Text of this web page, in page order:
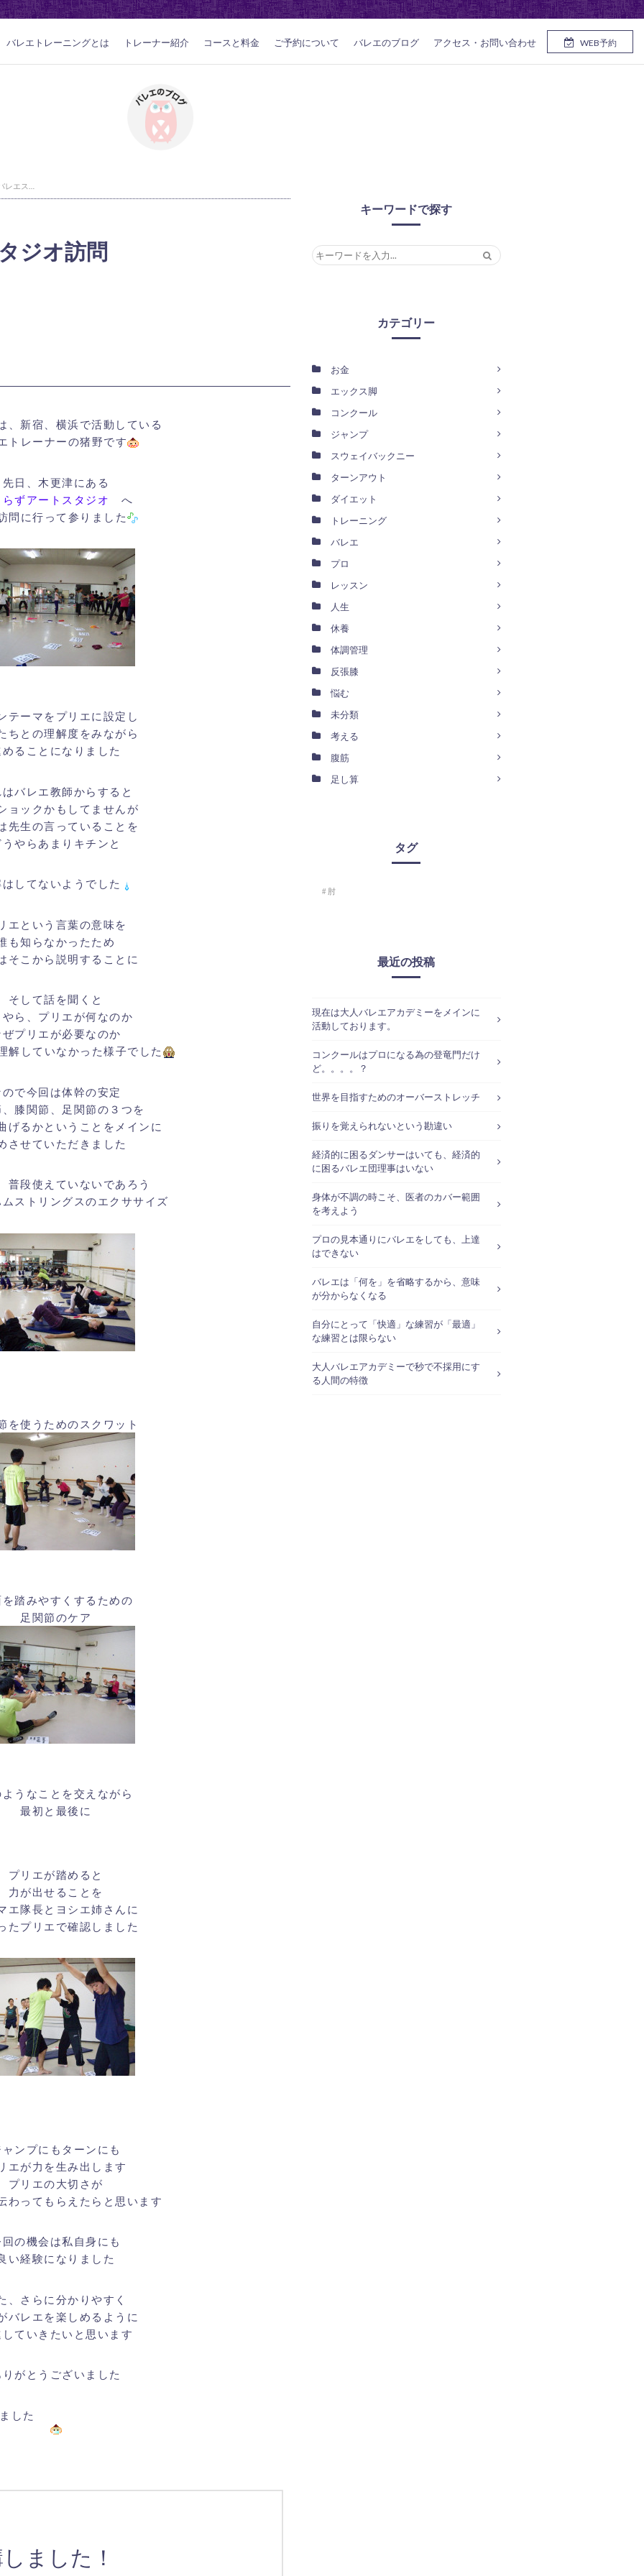
WEB予約
バレエトレーニングとは トレーナー紹介 コースと料金 ご予約について バレエのブログ アクセス・お問い合わせ
ジオ訪問
、新宿、横浜で活動している
トレーナーの猪野です
先日、木更津にある
ずアートスタジオ
へ
問に行って参りました
テーマをプリエに設定し
ちとの理解度をみながら
めることになりました
バレエ教師からすると
ョックかもしてませんが
先生の言っていることを
うやらあまりキチンと
してないようでした
エという言葉の意味を
も知らなかったため
そこから説明することに
そして話を聞くと
ら、プリエが何なのか
ぜプリエが必要なのか
解していなかった様子でした
ので今回は体幹の安定
膝関節、足関節の３つを
げるかということをメインに
させていただきました
普段使えていないであろう
ストリングスのエクササイズ
を使うためのスクワット
踏みやすくするための
足関節のケア
うなことを交えながら
最初と最後に
プリエが踏めると
力が出せることを
エ隊長とヨシエ姉さんに
たプリエで確認しました
ャンプにもターンにも
エが力を生み出します
プリエの大切さが
わってもらえたらと思います
回の機会は私自身にも
い経験になりました
、さらに分かりやすく
バレエを楽しめるように
ていきたいと思います
りがとうございました
した
ました！
キーワードで探す
カテゴリー
お金
エックス脚
コンクール
ジャンプ
スウェイバックニー
ターンアウト
ダイエット
トレーニング
バレエ
プロ
レッスン
人生
休養
体調管理
反張膝
悩む
未分類
考える
腹筋
足し算
タグ
肘
最近の投稿
現在は大人バレエアカデミーをメインに
活動しております。
コンクールはプロになる為の登竜門だけ
ど。。。。？
世界を目指すためのオーバーストレッチ
振りを覚えられないという勘違い
経済的に困るダンサーはいても、経済的
に困るバレエ団理事はいない
身体が不調の時こそ、医者のカバー範囲
を考えよう
プロの見本通りにバレエをしても、上達
はできない
バレエは「何を」を省略するから、意味
が分からなくなる
自分にとって「快適」な練習が「最適」
な練習とは限らない
大人バレエアカデミーで秒で不採用にす
る人間の特徴